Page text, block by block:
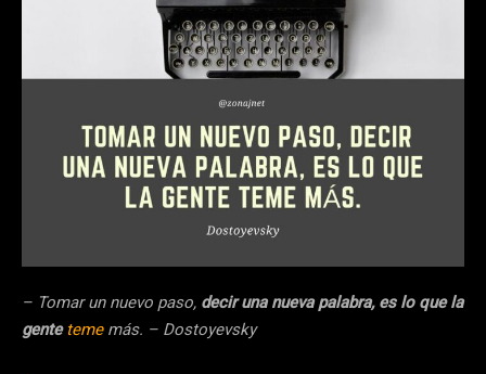
– Tomar un nuevo paso, decir una nueva palabra, es lo que la
gente tememás. – Dostoyevsky